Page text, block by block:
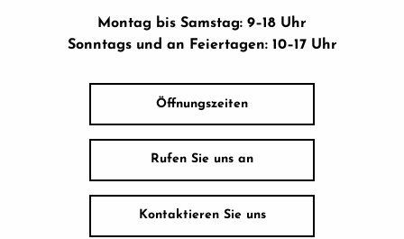
Montag bis Samstag: 9–18 Uhr
Sonntags und an Feiertagen: 10–17 Uhr
Öffnungszeiten
Rufen Sie uns an
Kontaktieren Sie uns